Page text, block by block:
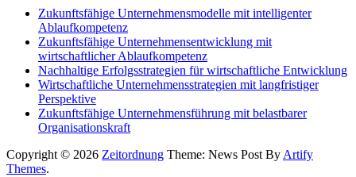
Zukunftsfähige Unternehmensmodelle mit intelligenter
Ablaufkompetenz
Zukunftsfähige Unternehmensentwicklung mit
wirtschaftlicher Ablaufkompetenz
Nachhaltige Erfolgsstrategien für wirtschaftliche Entwicklung
Wirtschaftliche Unternehmensstrategien mit langfristiger
Perspektive
Zukunftsfähige Unternehmensführung mit belastbarer
Organisationskraft
Copyright © 2026 Zeitordnung Theme: News Post By Artify
Themes.